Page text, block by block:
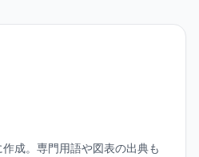
成。専門用語や図表の出典も